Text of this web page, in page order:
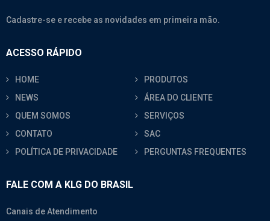
Cadastre-se e recebe as novidades em primeira mão.
ACESSO RÁPIDO
HOME
PRODUTOS
NEWS
ÁREA DO CLIENTE
QUEM SOMOS
SERVIÇOS
CONTATO
SAC
POLÍTICA DE PRIVACIDADE
PERGUNTAS FREQUENTES
FALE COM A KLG DO BRASIL
Canais de Atendimento